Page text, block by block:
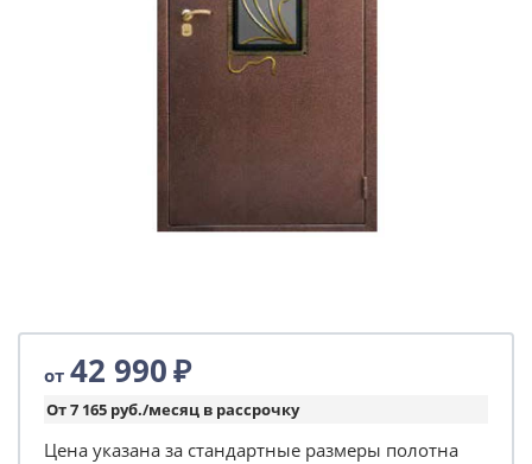
от 42 990₽
От 7 165 руб./месяц в рассрочку
Цена указана за стандартные размеры полотна